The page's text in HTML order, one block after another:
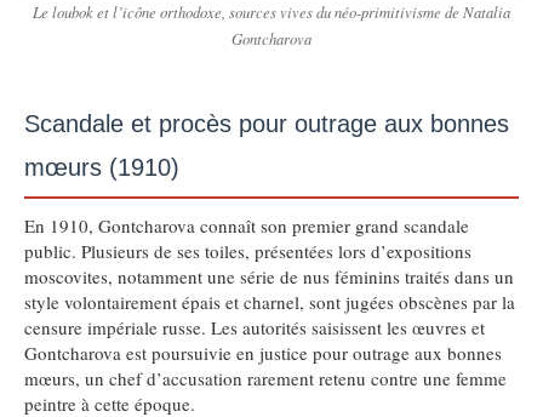
Le loubok et l’icône orthodoxe, sources vives du néo-primitivisme de Natalia
Gontcharova
Scandale et procès pour outrage aux bonnes
mœurs (1910)
En 1910, Gontcharova connaît son premier grand scandale
public. Plusieurs de ses toiles, présentées lors d’expositions
moscovites, notamment une série de nus féminins traités dans un
style volontairement épais et charnel, sont jugées obscènes par la
censure impériale russe. Les autorités saisissent les œuvres et
Gontcharova est poursuivie en justice pour outrage aux bonnes
mœurs, un chef d’accusation rarement retenu contre une femme
peintre à cette époque.